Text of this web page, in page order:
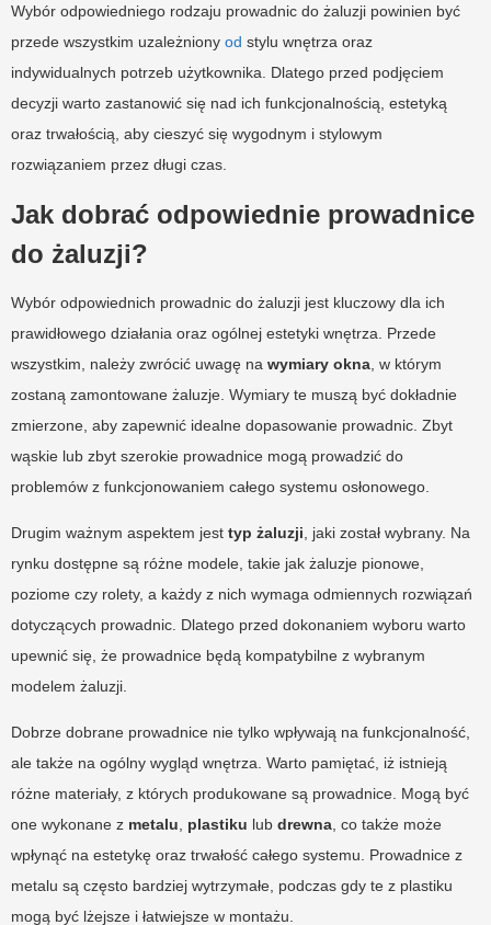
Wybór odpowiedniego rodzaju prowadnic do żaluzji powinien być
przede wszystkim uzależniony od stylu wnętrza oraz
indywidualnych potrzeb użytkownika. Dlatego przed podjęciem
decyzji warto zastanowić się nad ich funkcjonalnością, estetyką
oraz trwałością, aby cieszyć się wygodnym i stylowym
rozwiązaniem przez długi czas.
Jak dobrać odpowiednie prowadnice
do żaluzji?
Wybór odpowiednich prowadnic do żaluzji jest kluczowy dla ich
prawidłowego działania oraz ogólnej estetyki wnętrza. Przede
wszystkim, należy zwrócić uwagę na wymiary okna , w którym
zostaną zamontowane żaluzje. Wymiary te muszą być dokładnie
zmierzone, aby zapewnić idealne dopasowanie prowadnic. Zbyt
wąskie lub zbyt szerokie prowadnice mogą prowadzić do
problemów z funkcjonowaniem całego systemu osłonowego.
Drugim ważnym aspektem jest typ żaluzji , jaki został wybrany. Na
rynku dostępne są różne modele, takie jak żaluzje pionowe,
poziome czy rolety, a każdy z nich wymaga odmiennych rozwiązań
dotyczących prowadnic. Dlatego przed dokonaniem wyboru warto
upewnić się, że prowadnice będą kompatybilne z wybranym
modelem żaluzji.
Dobrze dobrane prowadnice nie tylko wpływają na funkcjonalność,
ale także na ogólny wygląd wnętrza. Warto pamiętać, iż istnieją
różne materiały, z których produkowane są prowadnice. Mogą być
one wykonane z metalu plastiku lub drewna , co także może
wpłynąć na estetykę oraz trwałość całego systemu. Prowadnice z
metalu są często bardziej wytrzymałe, podczas gdy te z plastiku
mogą być lżejsze i łatwiejsze w montażu.